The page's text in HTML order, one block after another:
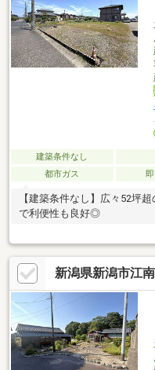
建築条件なし
都市ガス
【建築条件なし】広々52坪
で利便性も良好◎
新潟県新潟市江